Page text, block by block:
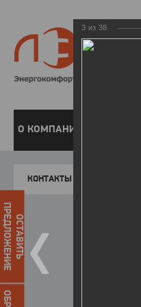
О КОМПАНИИ
КОНТАКТЫ
ОСТАВИТЬ
ПРЕДЛОЖЕНИЕ
3 из 38